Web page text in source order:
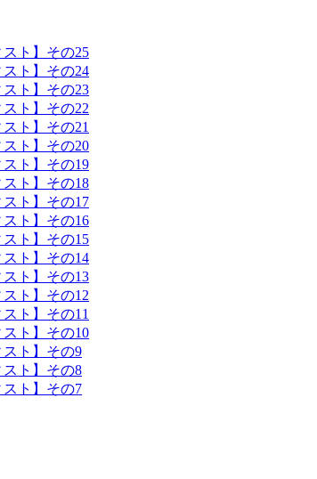
ト】その25
ト】その24
ト】その23
ト】その22
ト】その21
ト】その20
ト】その19
ト】その18
ト】その17
ト】その16
ト】その15
ト】その14
ト】その13
ト】その12
ト】その11
ト】その10
ト】その9
ト】その8
ト】その7